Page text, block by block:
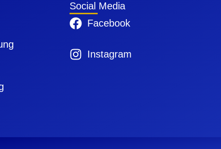
Social Media
Facebook
Instagram